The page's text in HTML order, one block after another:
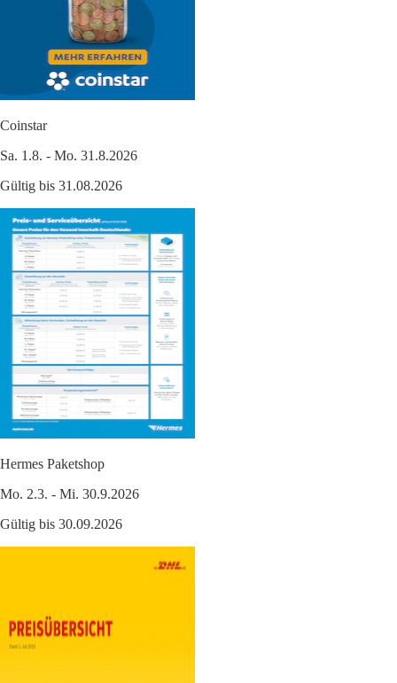
Coinstar
Sa. 1.8. - Mo. 31.8.2026
Gültig bis 31.08.2026
Hermes Paketshop
Mo. 2.3. - Mi. 30.9.2026
Gültig bis 30.09.2026